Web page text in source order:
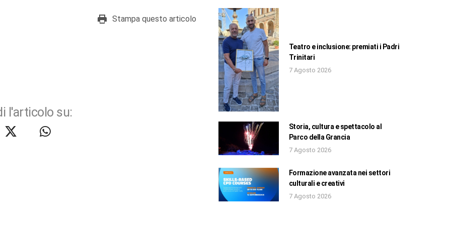
Stampa questo articolo
l'articolo su:
Teatro e inclusione: premiati i Padri
Trinitari
7 Agosto 2026
Storia, cultura e spettacolo al
Parco della Grancia
7 Agosto 2026
Formazione avanzata nei settori
culturali e creativi
7 Agosto 2026